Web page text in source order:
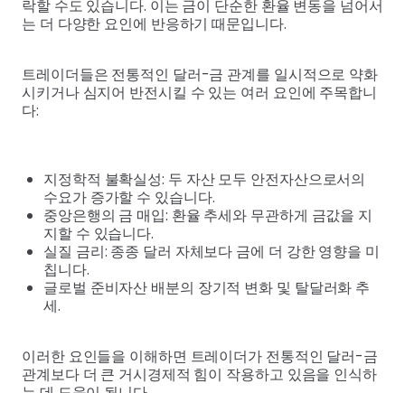
락할 수도 있습니다. 이는 금이 단순한 환율 변동을 넘어서
는 더 다양한 요인에 반응하기 때문입니다.
트레이더들은 전통적인 달러-금 관계를 일시적으로 약화
시키거나 심지어 반전시킬 수 있는 여러 요인에 주목합니
다:
지정학적 불확실성: 두 자산 모두 안전자산으로서의
수요가 증가할 수 있습니다.
중앙은행의 금 매입: 환율 추세와 무관하게 금값을 지
지할 수 있습니다.
실질 금리: 종종 달러 자체보다 금에 더 강한 영향을 미
칩니다.
글로벌 준비자산 배분의 장기적 변화 및 탈달러화 추
세.
이러한 요인들을 이해하면 트레이더가 전통적인 달러-금
관계보다 더 큰 거시경제적 힘이 작용하고 있음을 인식하